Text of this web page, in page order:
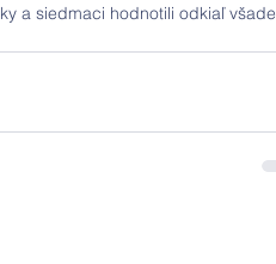
a siedmaci hodnotili odkiaľ všade